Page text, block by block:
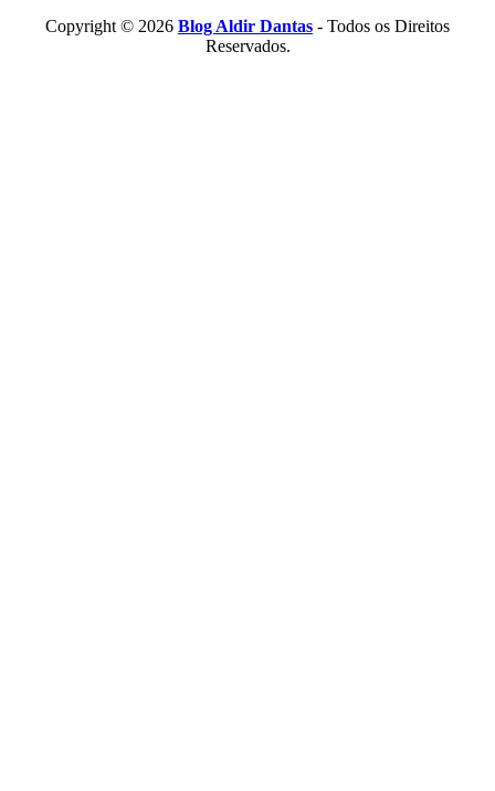
Copyright © 2026 Blog Aldir Dantas - Todos os Direitos
Reservados.